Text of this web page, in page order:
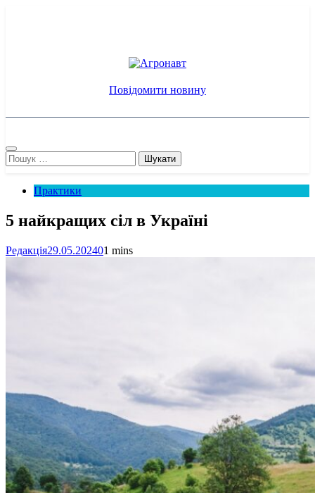
Агронавт
Новини українського агробізнесу
Повідомити новину
Пошук:
Практики
5 найкращих сіл в Україні
Редакція29.05.202401 mins